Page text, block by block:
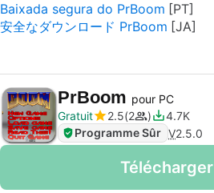
Baixada segura do PrBoom
安全なダウンロード PrBoom
PrBoom pour PC
Gratuit
2.5 2
4.7K
Programme Sûr V2.5.0
Télécharger